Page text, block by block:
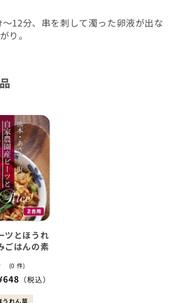
12分、串を刺して濁った卵液が出な
り。
ツとほうれ
ごはんの素
(0 件)
ビ
ー
うれん草